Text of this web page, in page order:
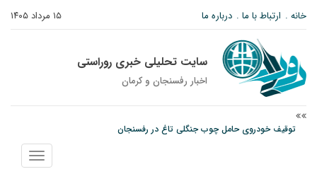
۱۵ مرداد ۱۴۰۵ خانه ارتباط با ما درباره ما
سایت تحلیلی خبری روراستی
اخبار رفسنجان و كرمان
توقیف خودروی حامل چوب جنگلی تاغ در رفسنجان
دادستان رفسنجان: رفع مشکلات ایستگاه راه‌آهن احمدآباد با قید فوریت پیگیری
نمایش
منو